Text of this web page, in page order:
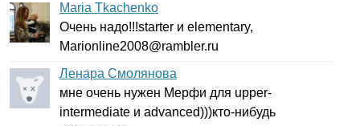
Maria Tkachenko
Очень надо!!!starter и elementary,
Marionline2008@rambler.ru
Ленара Смолянова
мне очень нужен Мерфи для upper-
intermediate и advanced)))кто-нибудь